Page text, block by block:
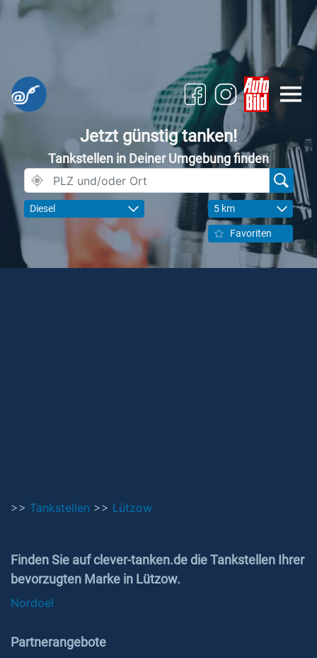
Jetzt günstig tanken!
Tankstellen in Deiner Umgebung finden
Diesel 5 km
Favoriten
>> Tankstellen >> Lützow
Finden Sie auf clever-tanken.de die Tankstellen Ihrer
bevorzugten Marke in Lützow.
Nordoel
Partnerangebote